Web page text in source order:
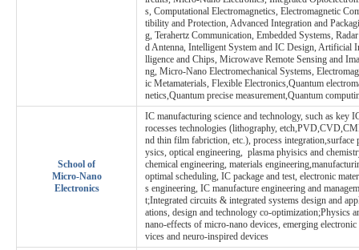
s, Computational Electromagnetics, Electromagnetic
tibility and Protection, Advanced Integration and
g, Terahertz Communication, Embedded Systems,
d Antenna, Intelligent System and IC Design, Artificial
lligence and Chips, Microwave Remote Sensing and
ng, Micro-Nano Electromechanical Systems,
ic Metamaterials, Flexible Electronics,Quantum
netics,Quantum precise measurement,Quantum
School of
Micro-Nano
Electronics
IC manufacturing science and technology, such as key
rocesses technologies (lithography,
nd thin film fabriction, etc.), process integration,surface
ysics, optical engineering, plasma phyisics and
chemical engineering, materials
optimal scheduling, IC package and test, electronic
s engineering, IC manufacture engineering and
t;Integrated circuits & integrated systems design and
ations, design and technology co-optimization;Physics
nano-effects of micro-nano devices, emerging electronic
vices and neuro-inspired devices